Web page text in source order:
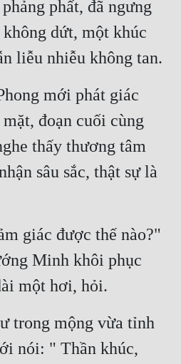
phất, đã ngưng
dứt, một khúc
liễu nhiễu không tan.
mới phát giác
đoạn cuối cùng
thấy thương tâm
sâu sắc, thật sự là
giác được thế nào?"
Minh khôi phục
một hơi, hỏi.
trong mộng vừa tỉnh
nói: " Thần khúc,